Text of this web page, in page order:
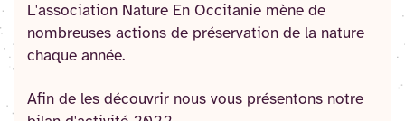
L'association Nature En Occitanie mène de
nombreuses actions de préservation de la nature
chaque année.
Afin de les découvrir nous vous présentons notre